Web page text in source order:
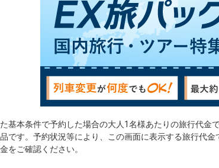
基本条件で予約した場合の大人1名様あたりの旅行代
です。予約状況等により、この画面に表示する旅行代
をご確認ください。